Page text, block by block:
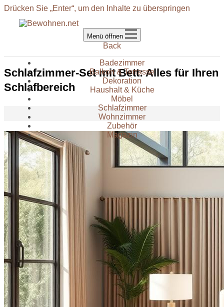
Drücken Sie „Enter“, um den Inhalte zu überspringen
Menü öffnen
Back
Badezimmer
Balkon & Terrasse
Dekoration
Haushalt & Küche
Möbel
Schlafzimmer
Wohnzimmer
Zubehör
Magazin
Schlafzimmer-Set mit Bett: Alles für Ihren
Schlafbereich